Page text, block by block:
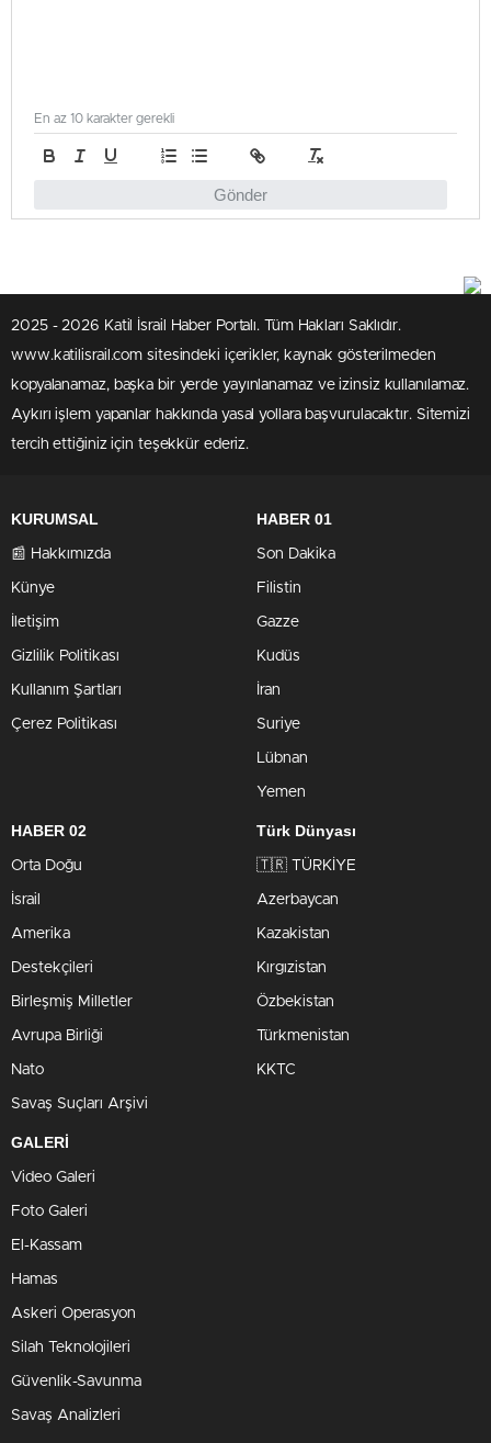
Gönder
En az 10 karakter gerekli
2025 - 2026 Katil İsrail Haber Portalı. Tüm Hakları Saklıdır.
www.katilisrail.com sitesindeki içerikler, kaynak gösterilmeden
kopyalanamaz, başka bir yerde yayınlanamaz ve izinsiz kullanılamaz.
Aykırı işlem yapanlar hakkında yasal yollara başvurulacaktır. Sitemizi
tercih ettiğiniz için teşekkür ederiz.
KURUMSAL
📰 Hakkımızda
Künye
İletişim
Gizlilik Politikası
Kullanım Şartları
Çerez Politikası
HABER 01
Son Dakika
Filistin
Gazze
Kudüs
İran
Suriye
Lübnan
Yemen
HABER 02
Orta Doğu
İsrail
Amerika
Destekçileri
Birleşmiş Milletler
Avrupa Birliği
Nato
Savaş Suçları Arşivi
Türk Dünyası
🇹🇷 TÜRKİYE
Azerbaycan
Kazakistan
Kırgızistan
Özbekistan
Türkmenistan
KKTC
GALERİ
Video Galeri
Foto Galeri
El-Kassam
Hamas
Askeri Operasyon
Silah Teknolojileri
Güvenlik-Savunma
Savaş Analizleri